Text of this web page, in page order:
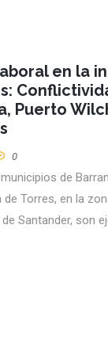
en la
Puerto
0
de
Torres, en la
Santander, son